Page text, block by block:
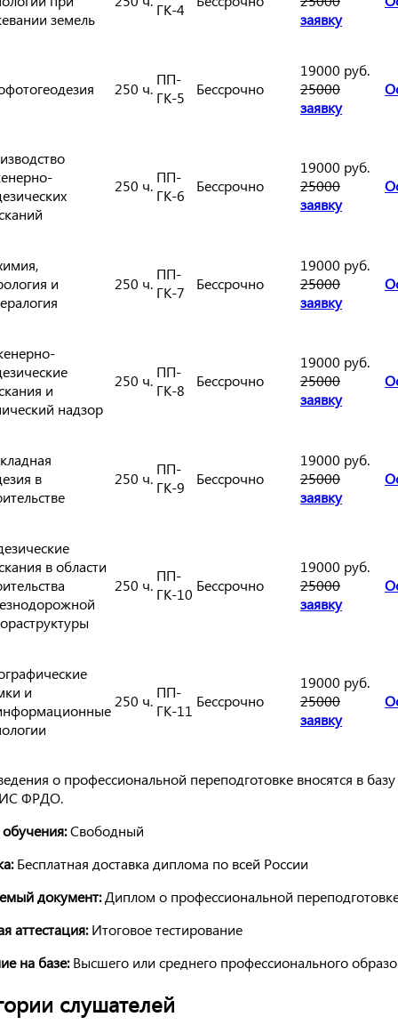
земель
ГК-4
заявку
250 ч.
ПП-
ГК-5
Бессрочно
19000 руб.
25000
заявку
250 ч. ПП-
ГК-6
Бессрочно
19000 руб.
25000
заявку
и
250 ч.
ПП-
ГК-7
Бессрочно
19000 руб.
25000
заявку
и
надзор
250 ч. ПП-
ГК-8
Бессрочно
19000 руб.
25000
заявку
в
250 ч.
ПП-
ГК-9
Бессрочно
19000 руб.
25000
заявку
в области
250 ч.
ПП-
ГК-10 Бессрочно
19000 руб.
25000
заявку
и
250 ч. ПП-
ГК-11
Бессрочно
19000 руб.
25000
заявку
о профессиональной переподготовке вносятся в базу
ФРДО.
Свободный
Бесплатная доставка диплома по всей России
документ:Диплом о профессиональной
аттестация:Итоговое тестирование
на базе:Высшего или среднего профессионального
слушателей